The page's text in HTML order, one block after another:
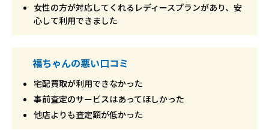
女性の方が対応してくれるレディースプランがあり、安
心して利用できました
福ちゃんの悪い口コミ
宅配買取が利用できなかった
事前査定のサービスはあってほしかった
他店よりも査定額が低かった